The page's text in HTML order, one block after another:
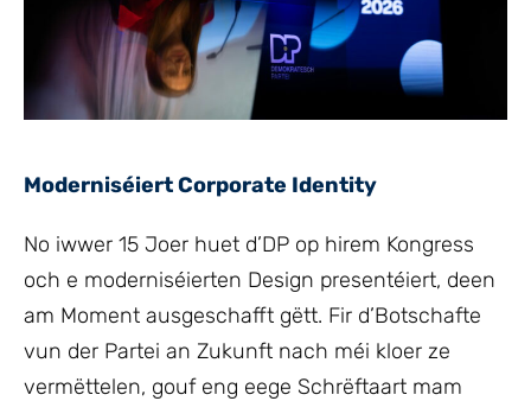
Moderniséiert Corporate Identity
No iwwer 15 Joer huet d’DP op hirem Kongress
och e moderniséierten Design presentéiert, deen
am Moment ausgeschafft gëtt. Fir d’Botschafte
vun der Partei an Zukunft nach méi kloer ze
vermëttelen, gouf eng eege Schrëftaart mam